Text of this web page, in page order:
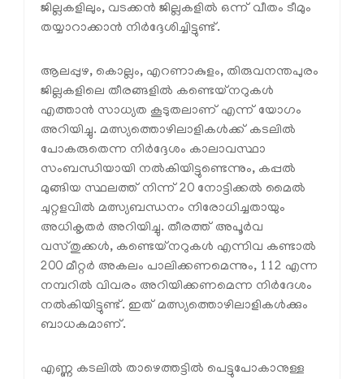
ജില്ലകളിലും, വടക്കൻ ജില്ലകളിൽ ഒന്ന് വീതം ടീമും
തയ്യാറാക്കാൻ നിർദ്ദേശിച്ചിട്ടുണ്ട്.
ആലപ്പുഴ, കൊല്ലം, എറണാകുളം, തിരുവനന്തപുരം
ജില്ലകളിലെ തീരങ്ങളിൽ കണ്ടെയ്‌നറുകൾ
എത്താൻ സാധ്യത കൂടുതലാണ് എന്ന് യോഗം
അറിയിച്ചു. മത്സ്യത്തൊഴിലാളികൾക്ക് കടലിൽ
പോകരുതെന്ന നിർദ്ദേശം കാലാവസ്ഥാ
സംബന്ധിയായി നൽകിയിട്ടുണ്ടെന്നും, കപ്പൽ
മുങ്ങിയ സ്ഥലത്ത് നിന്ന് 20 നോട്ടിക്കൽ മൈൽ
ചുറ്റളവിൽ മത്സ്യബന്ധനം നിരോധിച്ചതായും
അധികൃതർ അറിയിച്ചു. തീരത്ത് അപൂർവ
വസ്തുക്കൾ, കണ്ടെയ്‌നറുകൾ എന്നിവ കണ്ടാൽ
200 മീറ്റർ അകലം പാലിക്കണമെന്നും, 112 എന്ന
നമ്പറിൽ വിവരം അറിയിക്കണമെന്ന നിർദേശം
നൽകിയിട്ടുണ്ട്. ഇത് മത്സ്യത്തൊഴിലാളികൾക്കും
ബാധകമാണ്.
എണ്ണ കടലിൽ താഴെത്തട്ടിൽ പെട്ടുപോകാനുള്ള